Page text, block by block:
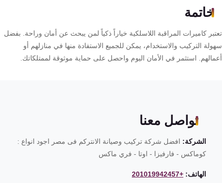
خاتمة
تعتبر كاميرات المراقبة اللاسلكية خياراً ذكياً لمن يبحث عن أمان وراحة. بفضل
سهولة التركيب والاستخدام، يمكن للجميع الاستفادة منها في منازلهم أو
أعمالهم. استثمر في الأمان اليوم واحصل على حماية موثوقة لممتلكاتك.
تواصل معنا
الشركة: افضل شركة تركيب وصيانة الانتركم فى مصر اجود انواع :
كوماكس - فارفيزا - اوتا - فري ماكس
الهاتف: +201019942457